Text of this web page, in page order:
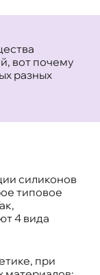
вот почему
разных
силиконов
типовое
4 вида
при